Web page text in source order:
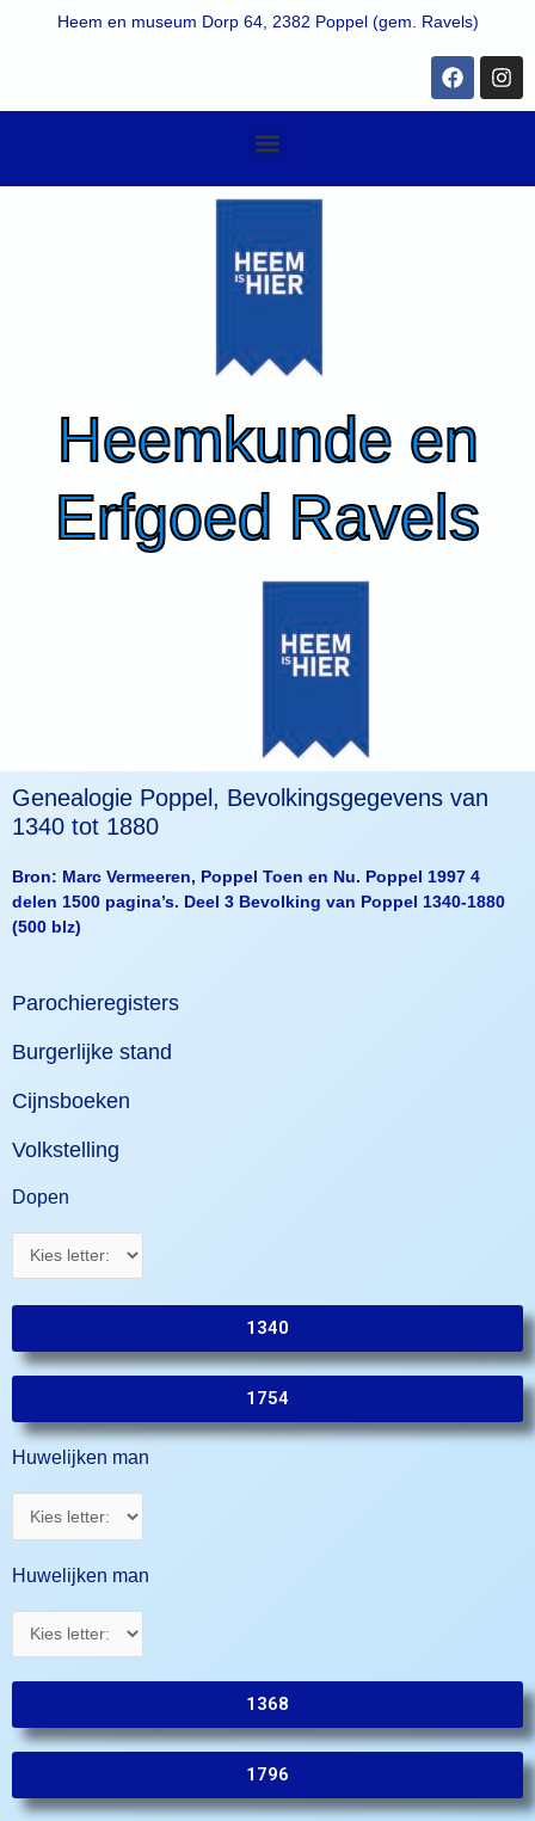
Heem en museum Dorp 64, 2382 Poppel (gem. Ravels)
F
a
c
I
n
s
Menu
Heemkunde en
Erfgoed Ravels
Genealogie Poppel, Bevolkingsgegevens van
1340 tot 1880
Bron: Marc Vermeeren, Poppel Toen en Nu. Poppel 1997 4
delen 1500 pagina’s. Deel 3 Bevolking van Poppel 1340-1880
(500 blz)
Parochieregisters
Burgerlijke stand
Cijnsboeken
Volkstelling
Dopen
1340
1754
Huwelijken man
Huwelijken man
1368
1796